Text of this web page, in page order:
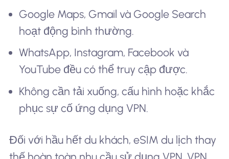
Google Maps, Gmail và Google Search
hoạt động bình thường.
WhatsApp, Instagram, Facebook và
YouTube đều có thể truy cập được.
Không cần tải xuống, cấu hình hoặc khắc
phục sự cố ứng dụng VPN.
Đối với hầu hết du khách, eSIM du lịch thay